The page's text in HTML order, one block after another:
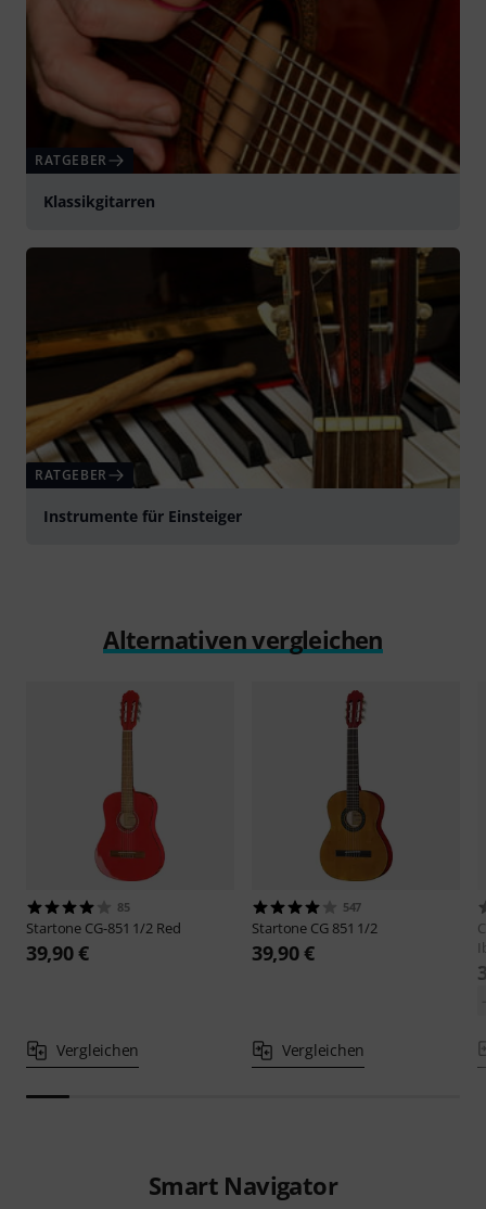
RATGEBER
Klassikgitarren
RATGEBER
Instrumente für Einsteiger
Alternativen vergleichen
85
Startone CG-851 1/2 Red
39,90 €
Vergleichen
547
Startone CG 851 1/2
39,90 €
Vergleichen
Smart Navigator